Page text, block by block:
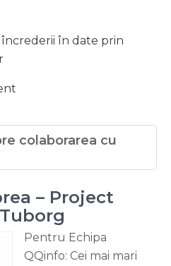
în date prin
colaborarea cu
– Project
Pentru Echipa
QQinfo: Cei mai mari